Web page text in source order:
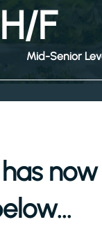
F
Mid-Senior